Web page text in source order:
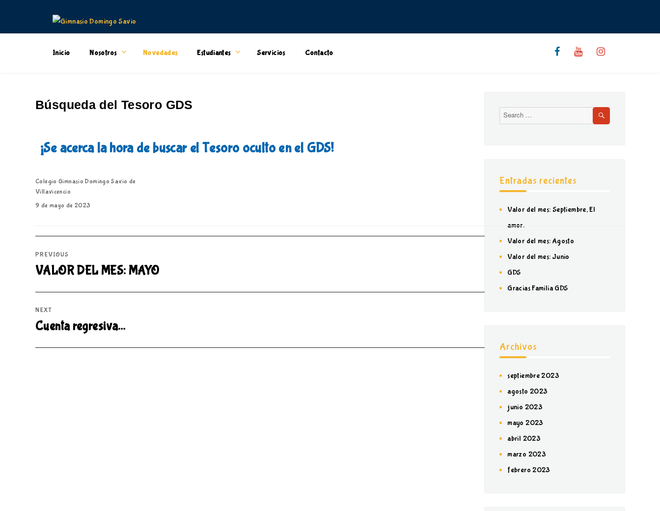
Inicio Nosotros Novedades Estudiantes Servicios Contacto
Búsqueda del Tesoro GDS
¡Se acerca la hora de buscar el Tesoro oculto en el GDS!
Colegio Gimnasio Domingo Savio de
Villavicencio
9 de mayo de 2023
PREVIOUS
VALOR DEL MES: MAYO
NEXT
Cuenta regresiva…
Entradas recientes
Valor del mes: Septiembre, El
amor.
Valor del mes: Agosto
Valor del mes: Junio
GDS
Gracias Familia GDS
Archivos
septiembre 2023
agosto 2023
junio 2023
mayo 2023
abril 2023
marzo 2023
febrero 2023